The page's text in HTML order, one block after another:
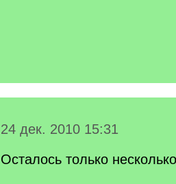
24 дек. 2010 15:31
Осталось только